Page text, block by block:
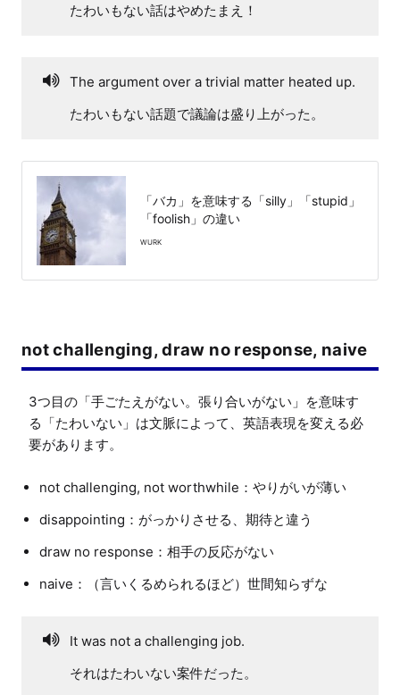
たわいもない話はやめたまえ！
The argument over a trivial matter heated up.
たわいもない話題で議論は盛り上がった。
「バカ」を意味する「silly」「stupid」
「foolish」の違い
WURK
not challenging, draw no response, naive
3つ目の「手ごたえがない。張り合いがない」を意味す
る「たわいない」は文脈によって、英語表現を変える必
not challenging, not worthwhile：やりがいが薄い
disappointing：がっかりさせる、期待と違う
draw no response：相手の反応がない
naive：（言いくるめられるほど）世間知らずな
It was not a challenging job.
それはたわいない案件だった。